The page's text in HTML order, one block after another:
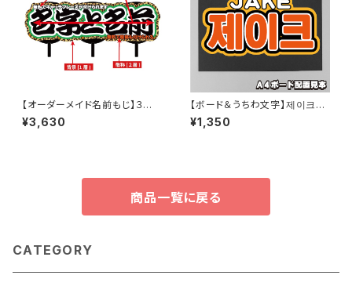
【オーダーメイド名前もじ】３連
結【プリントうちわ文字】
¥3,630
【ボード＆うちわ文字】제이크・
ジェイク② 即納 【ENHYPEN】
¥1,350
商品一覧に戻る
CATEGORY